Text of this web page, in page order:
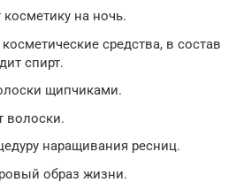
на ночь.
средства, в состав
спирт.
щипчиками.
волоски.
наращивания ресниц.
образ жизни.